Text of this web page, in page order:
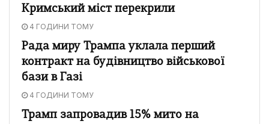
Кримський міст перекрили
4 ГОДИНИ ТОМУ
Рада миру Трампа уклала перший
контракт на будівництво військової
бази в Газі
4 ГОДИНИ ТОМУ
Трамп запровадив 15% мито на